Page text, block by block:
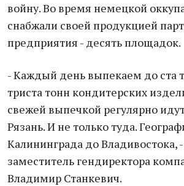
войну. Во время немецкой
снабжали своей продукцией
предприятия - десять площадок.
- Каждый день выпекаем до ста
триста тонн кондитерских
свежей выпечкой регулярно
Рязань. И не только туда.
Калининграда до Владивостока,
заместитель гендиректора
Владимир Станкевич.